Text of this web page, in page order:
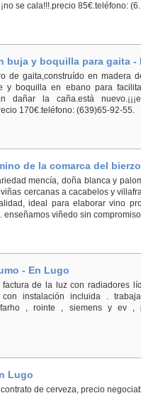
se cala!!!.precio 85€.teléfono:
buja y boquilla para gaita -
de gaita,construído en madera
y boquilla en ebano para
dañar la caña.está
170€.teléfono: (639)65-92-55.
de la comarca del
mencía, doña blanca y
cercanas a cacabelos y
ideal para elaborar vino
enseñamos viñedo sin
- En Lugo
de la luz con radiadores
instalación incluida .
, rointe , siemens y ev ,
Lugo
de cerveza, precio